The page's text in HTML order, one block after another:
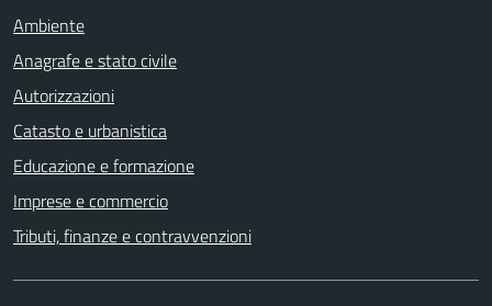
Ambiente
Anagrafe e stato civile
Autorizzazioni
Catasto e urbanistica
Educazione e formazione
Imprese e commercio
Tributi, finanze e contravvenzioni